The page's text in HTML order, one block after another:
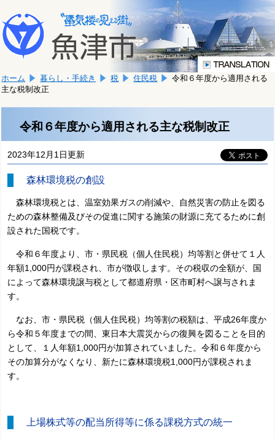
文
へ
移
ま
す。
こ
か
文
で
す。
ホーム 暮らし・手続き 税 住民税
令和６年度から適用される
主な税制改正
令和６年度から適用される主な税制改正
2023年12月1日更新
森林環境税の創設
森林環境税とは、温室効果ガスの削減や、自然災害の防止を図る
ための森林整備及びその促進に関する施策の財源に充てるために創
設された国税です。
令和６年度より、市・県民税（個人住民税）均等割と併せて１人
年額1,000円が課税され、市が徴収します。その税収の全額が、国
によって森林環境譲与税として都道府県・区市町村へ譲与されま
す。
なお、市・県民税（個人住民税）均等割の税額は、平成26年度か
ら令和５年度までの間、東日本大震災からの復興を図ることを目的
として、１人年額1,000円が加算されていました。令和６年度から
その加算分がなくなり、新たに森林環境税1,000円が課税されま
す。
上場株式等の配当所得等に係る課税方式の統一